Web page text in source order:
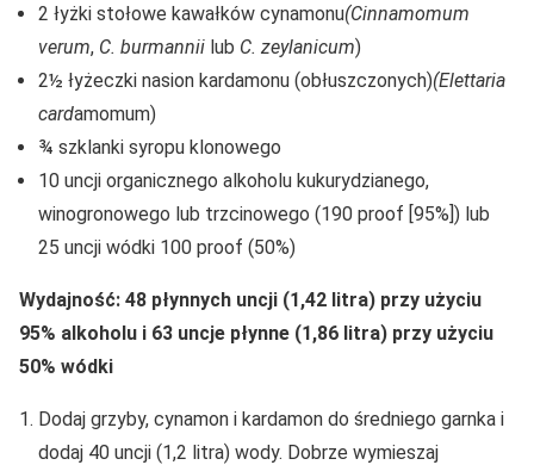
2 łyżki stołowe kawałków cynamonu(Cinnamomum
verum, C. burmannii lub C. zeylanicum)
2½ łyżeczki nasion kardamonu (obłuszczonych)(Elettaria
cardamomum)
¾ szklanki syropu klonowego
10 uncji organicznego alkoholu kukurydzianego,
winogronowego lub trzcinowego (190 proof [95%]) lub
25 uncji wódki 100 proof (50%)
Wydajność: 48 płynnych uncji (1,42 litra) przy użyciu
95% alkoholu i 63 uncje płynne (1,86 litra) przy użyciu
50% wódki
Dodaj grzyby, cynamon i kardamon do średniego garnka i
dodaj 40 uncji (1,2 litra) wody. Dobrze wymieszaj